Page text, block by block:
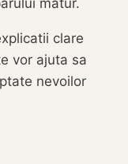
clare
vor ajuta sa
nevoilor